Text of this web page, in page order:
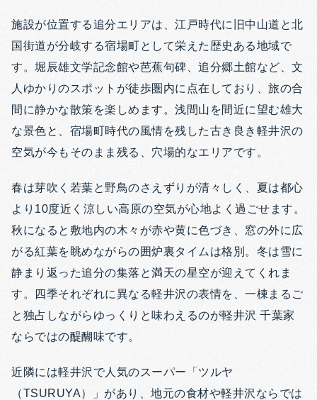
施設が位置する追分エリアは、江戸時代に旧中山道と北
国街道が分岐する宿場町として栄えた歴史ある地域で
す。堀辰雄文学記念館や芭蕉句碑、追分郷土館など、文
人ゆかりのスポットが徒歩圏内に点在しており、旅の合
間に静かな散策を楽しめます。浅間山を間近に望む雄大
な景色と、宿場町時代の風情を残した古き良き軽井沢の
空気が今もそのまま残る、穴場的なエリアです。
春は芽吹く若葉と野鳥のさえずりが清々しく、夏は都心
より10度近く涼しい高原の空気が心地よく過ごせます。
秋になると敷地内の木々が赤や黄に色づき、窓の外に広
がる紅葉を眺めながらの囲炉裏タイムは格別。冬は雪に
静まり返った追分の集落と満天の星空が迎えてくれま
す。四季それぞれに異なる軽井沢の表情を、一棟まるご
と独占しながらゆっくりと味わえるのが軽井沢 千葉家
ならではの醍醐味です。
近隣には軽井沢で人気のスーパー「ツルヤ
（TSURUYA）」があり、地元の食材や軽井沢ならでは